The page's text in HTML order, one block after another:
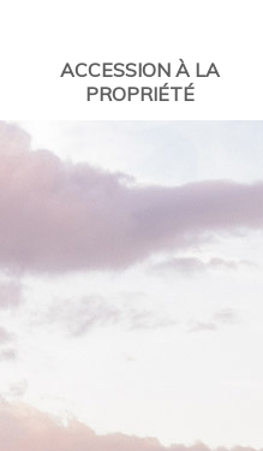
ACCESSION À LA
PROPRIÉTÉ